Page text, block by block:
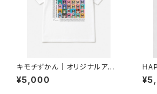
キモチずかん｜オリジナルアート
Tシャツ
¥5,000
ルア